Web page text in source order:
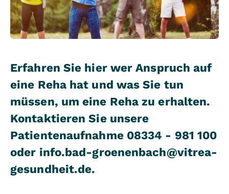
Erfahren Sie hier wer Anspruch auf
eine Reha hat und was Sie tun
müssen, um eine Reha zu erhalten.
Kontaktieren Sie unsere
Patientenaufnahme 08334 - 981 100
oder info.bad-groenenbach@vitrea-
gesundheit.de.